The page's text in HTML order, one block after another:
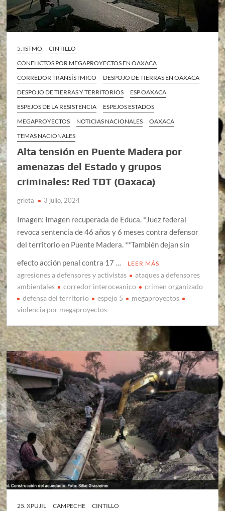
5. ISTMO
CINTILLO
CONFLICTOS POR MEGAPROYECTOS EN OAXACA
CORREDOR TRANSÍSTMICO
DESPOJO DE TIERRAS EN OAXACA
DESPOJO DE TIERRAS Y TERRITORIOS
ESP OAXACA
ESPEJOS DE LA RESISTENCIA
ESPEJOS ESTADOS
MEGAPROYECTOS
NOTICIAS NACIONALES
OAXACA
TEMAS NACIONALES
Alta tensión en Puente Madera por
amenazas del Estado y grupos
criminales: Red TDT (Oaxaca)
grieta 3 julio, 2024
Imagen: Imagen recuperada de Educa. *Juez federal
revoca sentencia de 46 años y 6 meses contra defensor
del territorio en Puente Madera. **También dejan sin
efecto acción penal contra 17 …
LEER MÁS
agresiones a defensores y activistas
ataques a defensores
ambientales
corredor interoceanico
crimen organizado
defensa del territorio
espejo 5
megaproyectos
violencia por megaproyectos
25. XPUJIL CAMPECHE CINTILLO